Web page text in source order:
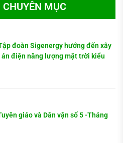
MỤC
đoàn Sigenergy hướng đến xây
điện năng lượng mặt trời kiểu
giáo và Dân vận số 5 -Tháng